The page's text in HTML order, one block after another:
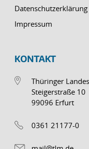
Datenschutzerklärung
Impressum
KONTAKT
Thüringer
Steigerstraße 10
99096 Erfurt
0361 21177-0